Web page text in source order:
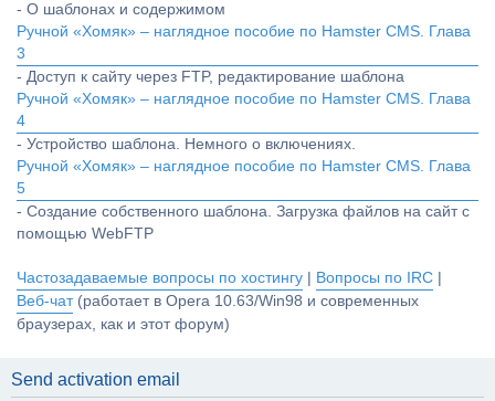
- О шаблонах и содержимом
Ручной «Хомяк» – наглядное пособие по Hamster CMS. Глава
3
- Доступ к сайту через FTP, редактирование шаблона
Ручной «Хомяк» – наглядное пособие по Hamster CMS. Глава
4
- Устройство шаблона. Немного о включениях.
Ручной «Хомяк» – наглядное пособие по Hamster CMS. Глава
5
- Создание собственного шаблона. Загрузка файлов на сайт с
помощью WebFTP
Частозадаваемые вопросы по хостингу Вопросы по IRC
Веб-чат(работает в Opera 10.63/Win98 и современных
браузерах, как и этот форум)
Send activation email